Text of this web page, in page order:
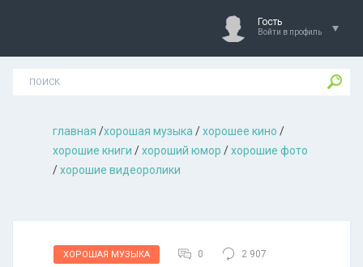
Гость
Войти в профиль
главная /хорошая музыкa /хорошее кино /
хорошие книги /хороший юмор /хорошие фото
/хорошие видеоролики
ХОРОШАЯ МУЗЫКА 0 2 907